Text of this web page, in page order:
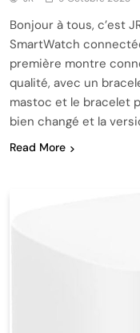
Bonjour à tous, c’est
SmartWatch
première montre
qualité, avec un
mastoc et le bracelet
bien changé et la
Read More